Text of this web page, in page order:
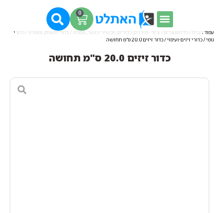
0
עמוד הבית / כל המוצרים / ציוד - מזרנים, כדורים, מכשירי כושר, ספורט / כדורי משחק וספורט / כדורי
גומי/כדורי זיזים-ועיסוי/ כדור זיזים 20.0 ס"מ תחושה
כדור זיזים 20.0 ס"מ תחושה